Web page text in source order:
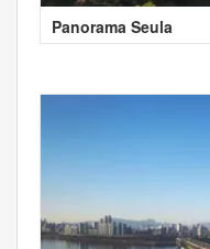
Panorama Seula